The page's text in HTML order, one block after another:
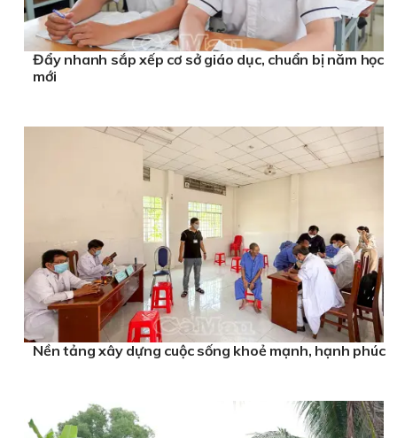
Đẩy nhanh sắp xếp cơ sở giáo dục, chuẩn bị năm học
mới
Nền tảng xây dựng cuộc sống khoẻ mạnh, hạnh phúc